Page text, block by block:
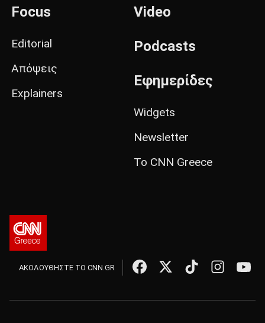
Focus
Editorial
Απόψεις
Explainers
Video
Podcasts
Εφημερίδες
Widgets
Newsletter
Το CNN Greece
ΑΚΟΛΟΥΘΗΣΤΕ ΤΟ CNN.GR